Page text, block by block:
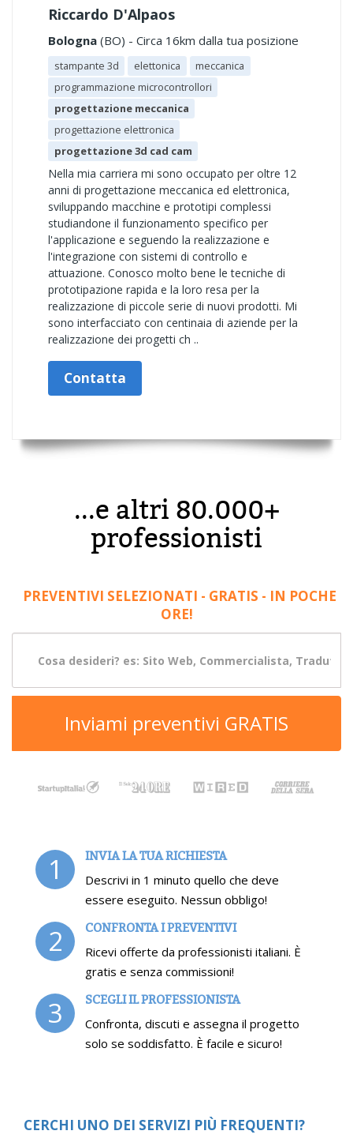
Riccardo D'Alpaos
Bologna (BO) - Circa 16km dalla tua posizione
stampante 3d elettonica
meccanica
programmazione microcontrollori
progettazione meccanica
progettazione elettronica
progettazione 3d cad cam
Nella mia carriera mi sono occupato per oltre 12
anni di progettazione meccanica ed elettronica,
sviluppando macchine e prototipi complessi
studiandone il funzionamento specifico per
l'applicazione e seguendo la realizzazione e
l'integrazione con sistemi di controllo e
attuazione. Conosco molto bene le tecniche di
prototipazione rapida e la loro resa per la
realizzazione di piccole serie di nuovi prodotti. Mi
sono interfacciato con centinaia di aziende per la
realizzazione dei progetti ch ..
Contatta
...e altri 80.000+
professionisti
PREVENTIVI SELEZIONATI - GRATIS - IN POCHE
ORE!
Inviami preventivi GRATIS
1 INVIA LA TUA RICHIESTA
Descrivi in 1 minuto quello che deve
essere eseguito. Nessun obbligo!
2 CONFRONTA I PREVENTIVI
Ricevi offerte da professionisti italiani. È
gratis e senza commissioni!
3 SCEGLI IL PROFESSIONISTA
Confronta, discuti e assegna il progetto
solo se soddisfatto. È facile e sicuro!
CERCHI UNO DEI SERVIZI PIÙ FREQUENTI?